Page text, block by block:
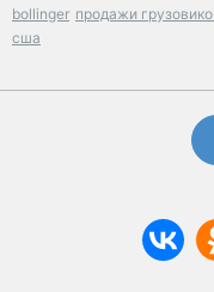
bollinger продажи
сша